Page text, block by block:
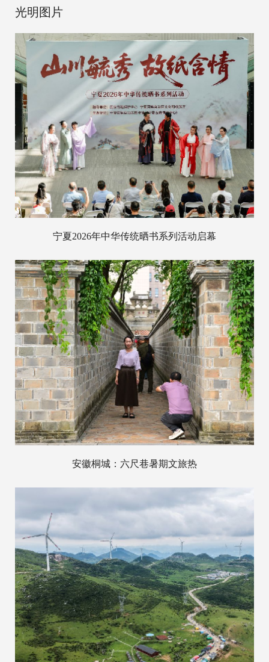
光明图片
宁夏2026年中华传统晒书系列活动启幕
安徽桐城：六尺巷暑期文旅热